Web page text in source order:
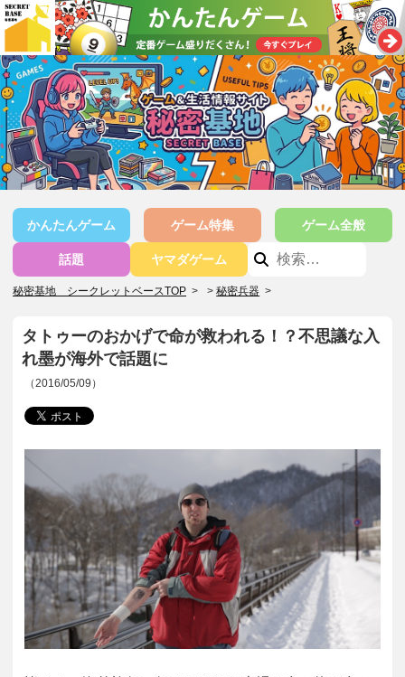
かんたんゲーム ゲーム特集 ゲーム全般
話題 ヤマダゲーム
秘密基地 シークレットベースTOP > 秘密兵器 >
タトゥーのおかげで命が救われる！？不思議な入
れ墨が海外で話題に
（2016/05/09）